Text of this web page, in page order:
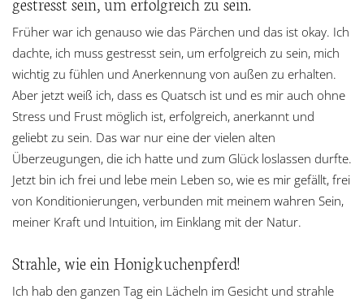
Früher war ich genauso wie das Pärchen und das ist okay. Ich
dachte, ich muss gestresst sein, um erfolgreich zu sein, mich
wichtig zu fühlen und Anerkennung von außen zu erhalten.
Aber jetzt weiß ich, dass es Quatsch ist und es mir auch ohne
Stress und Frust möglich ist, erfolgreich, anerkannt und
geliebt zu sein. Das war nur eine der vielen alten
Überzeugungen, die ich hatte und zum Glück loslassen durfte.
Jetzt bin ich frei und lebe mein Leben so, wie es mir gefällt, frei
von Konditionierungen, verbunden mit meinem wahren Sein,
meiner Kraft und Intuition, im Einklang mit der Natur.
Strahle, wie ein Honigkuchenpferd!
Ich hab den ganzen Tag ein Lächeln im Gesicht und strahle